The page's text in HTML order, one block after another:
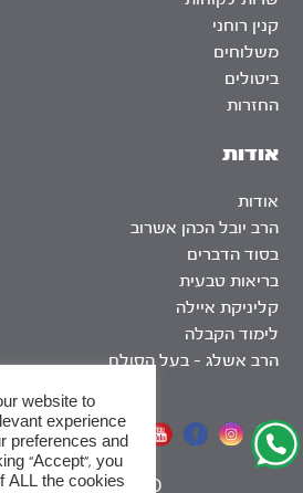
אודות
אודות
הרב יובל הכהן אשרוב
בסוד הדברים
בריאות טבעית
קליניקת איילה
לימוד הקבלה
הרב אשלג – בעל הסולם
קנין רוחני
משלוחים
ביטולים
החזרות
אתר שומר
SEO
|
website to
experience
preferences and
“Accept”, you
ALL the cookies.